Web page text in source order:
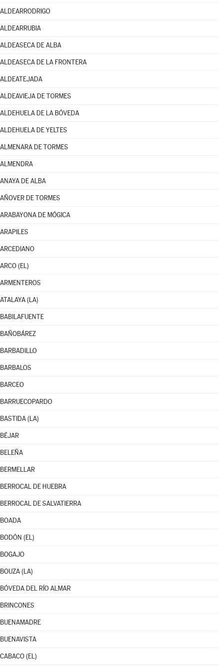
ALDEARRODRIGO
ALDEARRUBIA
ALDEASECA DE ALBA
ALDEASECA DE LA FRONTERA
ALDEATEJADA
ALDEAVIEJA DE TORMES
ALDEHUELA DE LA BÓVEDA
ALDEHUELA DE YELTES
ALMENARA DE TORMES
ALMENDRA
ANAYA DE ALBA
AÑOVER DE TORMES
ARABAYONA DE MÓGICA
ARAPILES
ARCEDIANO
ARCO (EL)
ARMENTEROS
ATALAYA (LA)
BABILAFUENTE
BAÑOBÁREZ
BARBADILLO
BARBALOS
BARCEO
BARRUECOPARDO
BASTIDA (LA)
BÉJAR
BELEÑA
BERMELLAR
BERROCAL DE HUEBRA
BERROCAL DE SALVATIERRA
BOADA
BODÓN (EL)
BOGAJO
BOUZA (LA)
BÓVEDA DEL RÍO ALMAR
BRINCONES
BUENAMADRE
BUENAVISTA
CABACO (EL)